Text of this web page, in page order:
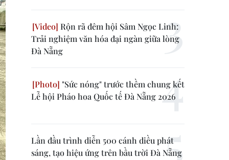
Rộn rã đêm hội Sâm Ngọc Linh:
Trải nghiệm văn hóa đại ngàn giữa lòng
Đà Nẵng
"Sức nóng" trước thềm chung kết
Lễ hội Pháo hoa Quốc tế Đà Nẵng 2026
Lần đầu trình diễn 500 cánh diều phát
sáng, tạo hiệu ứng trên bầu trời Đà Nẵng